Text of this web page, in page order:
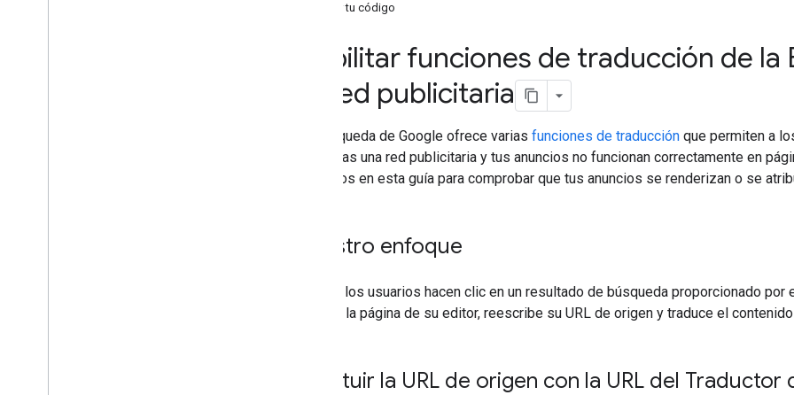
Probar tu código
Habilitar funciones de traducción de
tu red publicitaria
La Búsqueda de Google ofrece varias funciones de traducción que permiten a
gestionas una red publicitaria y tus anuncios no funcionan correctamente en
indicados en esta guía para comprobar que tus anuncios se renderizan o se
Nuestro enfoque
Cuando los usuarios hacen clic en un resultado de búsqueda proporcionado por
obtiene la página de su editor, reescribe su URL de origen y traduce el
Sustituir la URL de origen con la URL del Traductor